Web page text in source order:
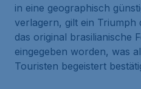
in eine geographisch
verlagern, gilt ein Triumph
das original brasilianische
eingegeben worden, was
Touristen begeistert